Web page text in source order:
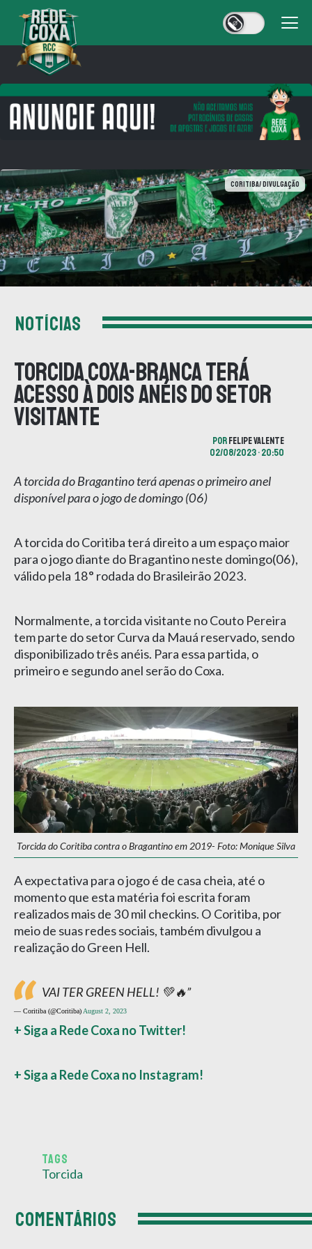
Coritiba/ Divulgação
NOTÍCIAS
Torcida Coxa-branca terá
acesso à dois anéis do setor
visitante
PORFELIPE VALENTE
02/08/2023 • 20:50
A torcida do Bragantino terá apenas o primeiro anel
disponível para o jogo de domingo (06)
A torcida do Coritiba terá direito a um espaço maior
para o jogo diante do Bragantino neste domingo(06),
válido pela 18º rodada do Brasileirão 2023.
Normalmente, a torcida visitante no Couto Pereira
tem parte do setor Curva da Mauá reservado, sendo
disponibilizado três anéis. Para essa partida, o
primeiro e segundo anel serão do Coxa.
Torcida do Coritiba contra o Bragantino em 2019- Foto: Monique Silva
A expectativa para o jogo é de casa cheia, até o
momento que esta matéria foi escrita foram
realizados mais de 30 mil checkins. O Coritiba, por
meio de suas redes sociais, também divulgou a
realização do Green Hell.
VAI TER GREEN HELL! 💚🔥
— Coritiba (@Coritiba)August 2, 2023
+ Siga a Rede Coxa no Twitter!
+ Siga a Rede Coxa no Instagram!
TAGS
Torcida
COMENTÁRIOS